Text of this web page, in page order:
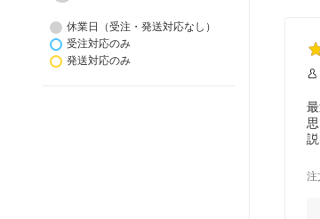
休業日（受注・発送対応なし）
受注対応のみ
発送対応のみ
注